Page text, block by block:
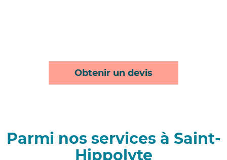
Obtenir un devis
Parmi nos services à Saint-
Hippolyte